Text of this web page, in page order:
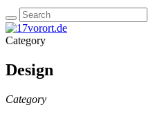
Category
Design
Category